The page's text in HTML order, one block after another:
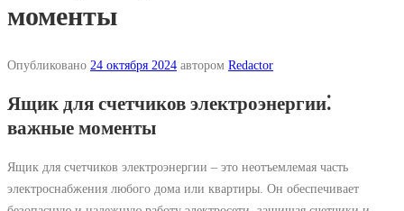
моменты
Опубликовано 24 октября 2024 автором Redactor
Ящик для счетчиков электроэнергии⁚
важные моменты
Ящик для счетчиков электроэнергии – это неотъемлемая часть
электроснабжения любого дома или квартиры. Он обеспечивает